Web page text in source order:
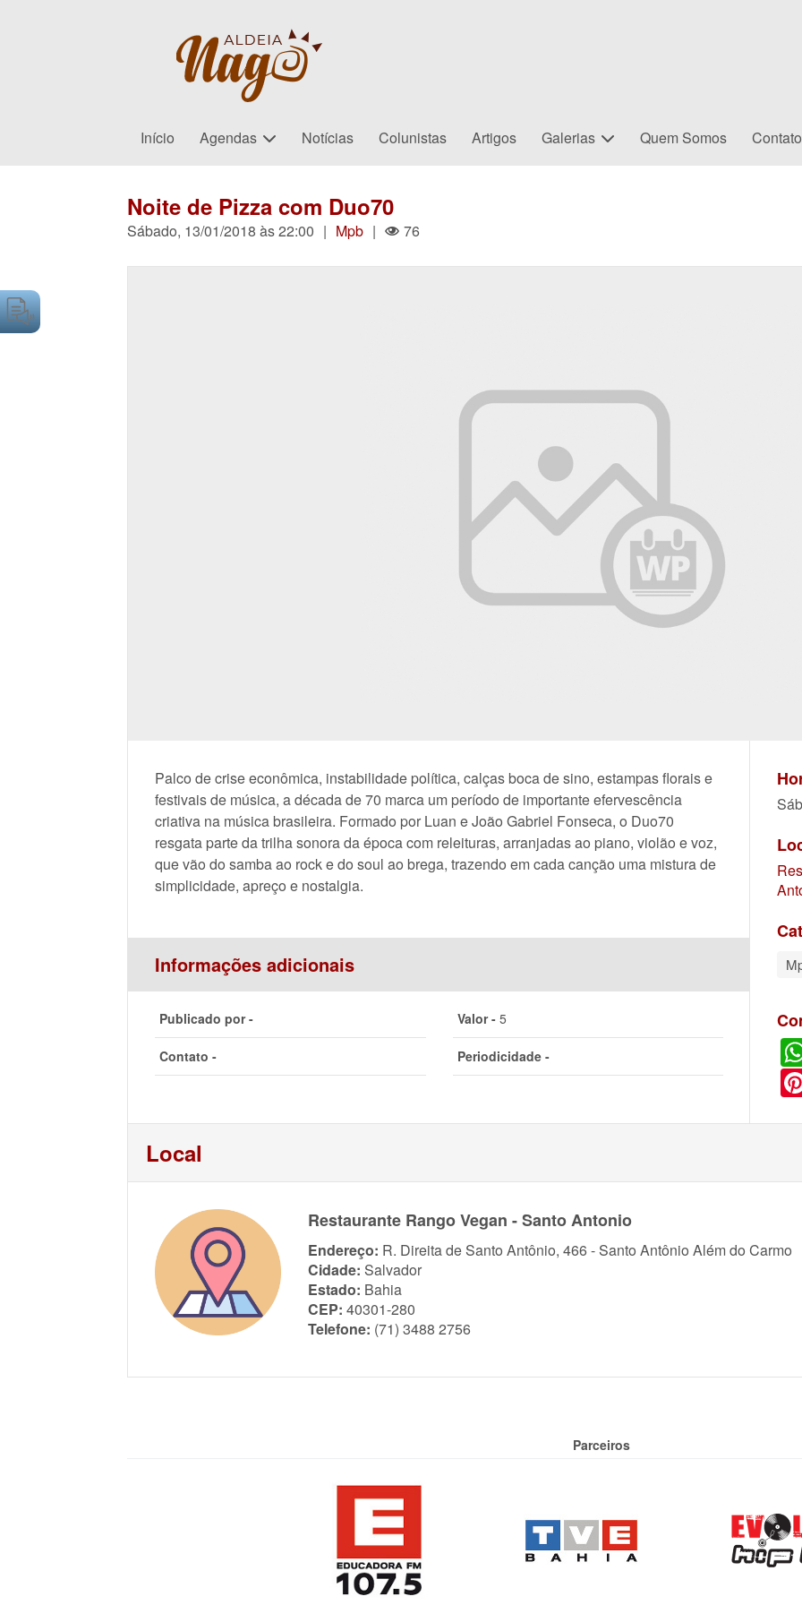
Início Agendas Notícias Colunistas Artigos Galerias Quem Somos Contato
Noite de Pizza com Duo70
Sábado, 13/01/2018 às 22:00 | Mpb | 76
Palco de crise econômica, instabilidade política, calças boca de sino, estampas florais e
festivais de música, a década de 70 marca um período de importante efervescência
criativa na música brasileira. Formado por Luan e João Gabriel Fonseca, o Duo70
resgata parte da trilha sonora da época com releituras, arranjadas ao piano, violão e voz,
que vão do samba ao rock e do soul ao brega, trazendo em cada canção uma mistura de
simplicidade, apreço e nostalgia.
Informações adicionais
Publicado por - Valor -5
Contato - Periodicidade -
Local
Restaurante Rango Vegan - Santo Antonio
Endereço: R. Direita de Santo Antônio, 466 - Santo Antônio Além do Carmo
Cidade: Salvador
Estado: Bahia
CEP: 40301-280
Telefone: (71) 3488 2756
Parceiros